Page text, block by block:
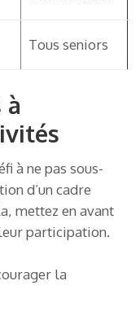
Tous seniors
à
à ne pas sous-
d’un cadre
mettez en avant
participation.
la